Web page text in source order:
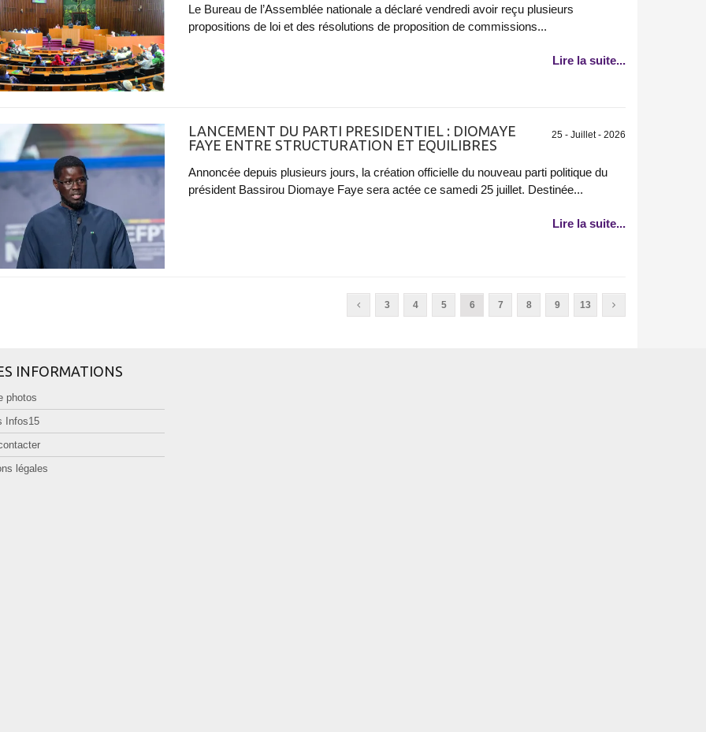
Le Bureau de l’Assemblée nationale a déclaré vendredi avoir reçu plusieurs
propositions de loi et des résolutions de proposition de commissions...
Lire la suite...
25 - Juillet - 2026
LANCEMENT DU PARTI PRESIDENTIEL : DIOMAYE
FAYE ENTRE STRUCTURATION ET EQUILIBRES
Annoncée depuis plusieurs jours, la création officielle du nouveau parti politique du
président Bassirou Diomaye Faye sera actée ce samedi 25 juillet. Destinée...
Lire la suite...
3 4 5 6 7 8 9 13
INFORMATIONS
photos
Infos15
légales